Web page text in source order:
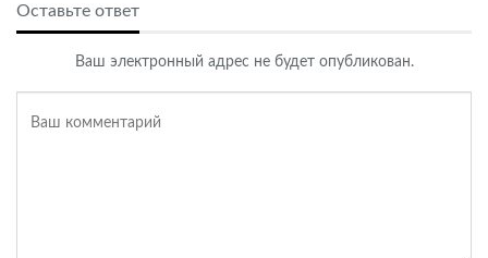
Оставьте ответ
Ваш электронный адрес не будет опубликован.